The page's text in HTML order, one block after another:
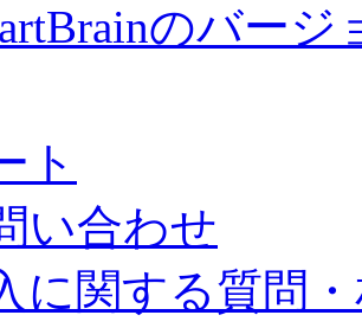
のバー
ト
い合わせ
に関する質問